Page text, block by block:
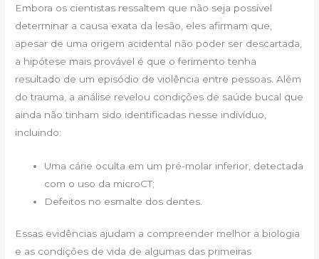
Embora os cientistas ressaltem que não seja possível
determinar a causa exata da lesão, eles afirmam que,
apesar de uma origem acidental não poder ser descartada,
a hipótese mais provável é que o ferimento tenha
resultado de um episódio de violência entre pessoas. Além
do trauma, a análise revelou condições de saúde bucal que
ainda não tinham sido identificadas nesse indivíduo,
incluindo:
Uma cárie oculta em um pré-molar inferior, detectada
com o uso da microCT;
Defeitos no esmalte dos dentes.
Essas evidências ajudam a compreender melhor a biologia
e as condições de vida de algumas das primeiras